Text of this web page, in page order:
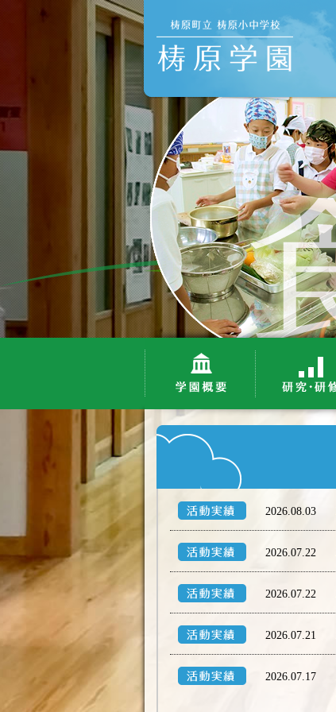
2026.08.03
2026.07.22
2026.07.22
2026.07.21
2026.07.17